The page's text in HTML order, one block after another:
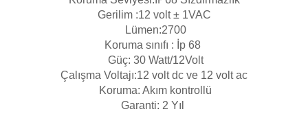
Tuz
Havuz Robotu Yedek
Gerilim :12 volt± 1VAC
Lümen:2700
Koruma sınıfı : İp 68
Güç: 30 Watt/12Volt
Çalışma Voltajı:12 volt dc ve 12 volt ac
Koruma: Akım kontrollü
Garanti: 2 Yıl